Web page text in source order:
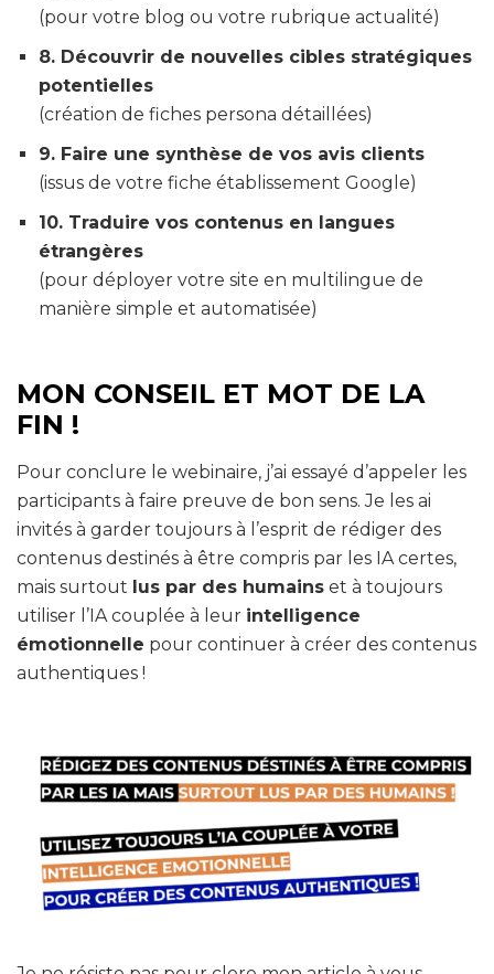
(pour votre blog ou votre rubrique actualité)
8. Découvrir de nouvelles cibles stratégiques
potentielles
(création de fiches persona détaillées)
9. Faire une synthèse de vos avis clients
(issus de votre fiche établissement Google)
10. Traduire vos contenus en langues
étrangères
(pour déployer votre site en multilingue de
manière simple et automatisée)
MON CONSEIL ET MOT DE LA
FIN !
Pour conclure le webinaire, j’ai essayé d’appeler les
participants à faire preuve de bon sens. Je les ai
invités à garder toujours à l’esprit de rédiger des
contenus destinés à être compris par les IA certes,
mais surtout lus par des humains et à toujours
utiliser l’IA couplée à leur intelligence
émotionnelle pour continuer à créer des contenus
authentiques !